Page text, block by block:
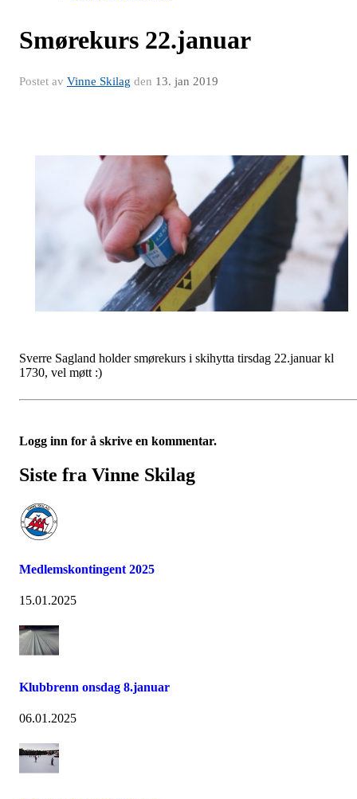
Smørekurs 22.januar
Postet av Vinne Skilag den 13. jan 2019
Sverre Sagland holder smørekurs i skihytta tirsdag 22.januar kl
1730, vel møtt :)
Logg inn for å skrive en kommentar.
Siste fra Vinne Skilag
Medlemskontingent 2025
15.01.2025
Klubbrenn onsdag 8.januar
06.01.2025